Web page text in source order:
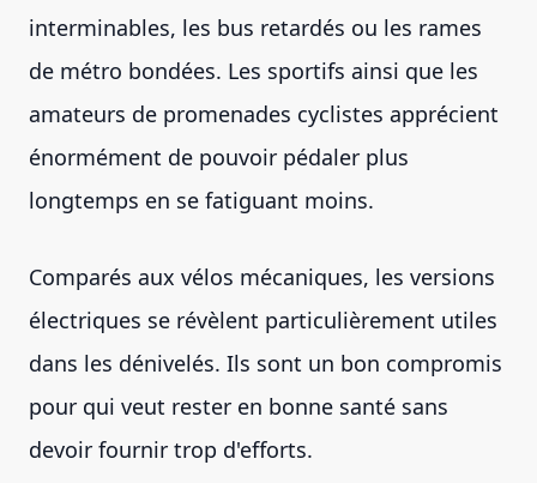
interminables, les bus retardés ou les rames
de métro bondées. Les sportifs ainsi que les
amateurs de promenades cyclistes apprécient
énormément de pouvoir pédaler plus
longtemps en se fatiguant moins.
Comparés aux vélos mécaniques, les versions
électriques se révèlent particulièrement utiles
dans les dénivelés. Ils sont un bon compromis
pour qui veut rester en bonne santé sans
devoir fournir trop d'efforts.